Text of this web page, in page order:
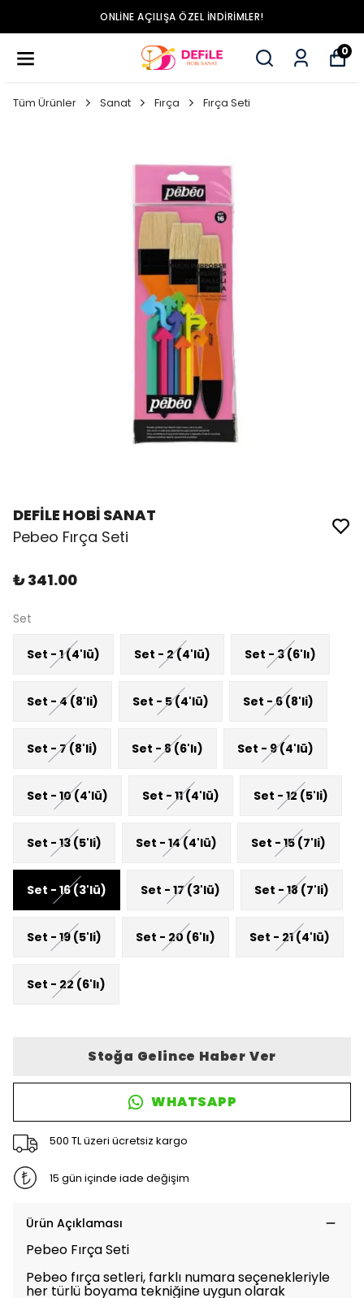
ONLINE AÇILIŞA ÖZEL İNDIRIMLER!
0
Tüm Ürünler Sanat Fırça Fırça Seti
DEFİLE HOBİ SANAT
Pebeo Fırça Seti
₺ 341.00
Set
Set - 1 (4'lü) Set - 2 (4'lü) Set - 3 (6'lı)
Set - 4 (8'li) Set - 5 (4'lü) Set - 6 (8'li)
Set - 7 (8'li) Set - 8 (6'lı) Set - 9 (4'lü)
Set - 10 (4'lü) Set - 11 (4'lü) Set - 12 (5'li)
Set - 13 (5'li) Set - 14 (4'lü) Set - 15 (7'li)
Set - 16 (3'lü) Set - 17 (3'lü) Set - 18 (7'li)
Set - 19 (5'li) Set - 20 (6'lı) Set - 21 (4'lü)
Set - 22 (6'lı)
Stoğa Gelince Haber Ver
WHATSAPP
500 TL üzeri ücretsiz kargo
15 gün içinde iade değişim
Ürün Açıklaması
Pebeo Fırça Seti
Pebeo fırça setleri, farklı numara seçenekleriyle
her türlü boyama tekniğine uygun olarak